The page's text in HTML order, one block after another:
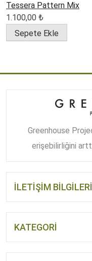
Tessera Pattern Mix
1.100,00 ₺
Sepete Ekle
Greenhouse
erişebilirliğini
İLETİŞİM BİLGİLERİ
KATEGORİ